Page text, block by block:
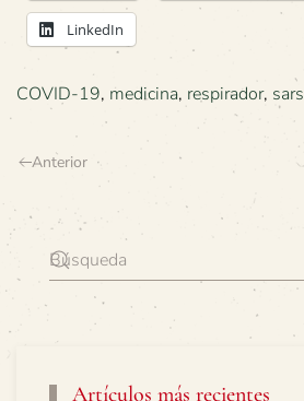
LinkedIn
COVID-19, medicina, respirador,
Anterior
Artículos más recientes